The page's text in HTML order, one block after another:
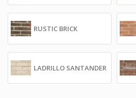
RUSTIC BRICK
LADRILLO SANTANDER